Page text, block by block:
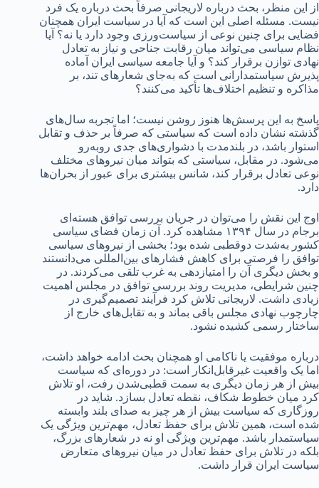
از این منظر، بحث درباره لاریجانی صرفاً بحث درباره یک فرد
نیست. مسئله اصلی این است که آیا در سیاست ایران همچنان
فضایی برای چنین نوعی از سیاست‌ورزی وجود دارد یا نه؟ آیا
نظام سیاسی می‌تواند میان رقابت جناحی و نیاز به تعادل
نهادی توازن برقرار کند؟ و آیا جامعه سیاسی ایران آماده
پذیرش سیاستمدارانی است که به‌جای شعارهای تند، بر
مذاکره و تنظیم اختلاف‌ها تأکید می‌کنند؟
پاسخ به این پرسش‌ها هنوز روشن نیست؛ اما تجربه سال‌های
گذشته نشان داده است که سیاستی که صرفاً بر حذف و تقابل
استوار باشد، در بلندمدت با دشواری‌های جدی روبه‌رو
می‌شود. در مقابل، سیاستی که بتواند میان نیروهای مختلف
نوعی تعادل برقرار کند، شانس بیشتری برای عبور از بحران‌ها
دارد.
اوج این نقش را می‌توان در جریان بررسی توافق هسته‌ای
برجام در سال ۱۳۹۴ مشاهده کرد. آن زمان فضای سیاسی
کشور به‌شدت دوقطبی شده بود؛ بخشی از نیروهای سیاسی
توافق را فرصتی برای کاهش فشارهای بین‌المللی می‌دانستند
و بخش دیگری آن را امتیازدهی به غرب تلقی می‌کردند. در
چنین شرایطی، مدیریت روند بررسی توافق در مجلس اهمیت
زیادی داشت. لاریجانی تلاش کرد فرآیند تصمیم‌گیری در
چارچوب نهادی مجلس باقی بماند و به تقابل‌های خارج از
ساختار رسمی کشیده نشود.
درباره موفقیت یا ناکامی او همچنان بحث ادامه خواهد داشت،
اما یک واقعیت غیرقابل‌انکار است: در دوره‌ای که سیاست
بیش از هر زمان دیگری به سمت قطبی‌شدن رفت، او تلاش
کرد میان خطوط شکاف، نقطه تعادل بسازد. شاید در
روزگاری که سیاست بیش از هر چیز به صدای بلند وابسته
شده است، همین تلاش برای حفظ تعادل، مهم‌ترین ویژگی یک
سیاستمدار باشد. مهم‌ترین ویژگی او نه در شعارهای بزرگ،
بلکه در تلاش برای حفظ تعادل در میان نیروهای متعارض
سیاست ایران قرار داشت.